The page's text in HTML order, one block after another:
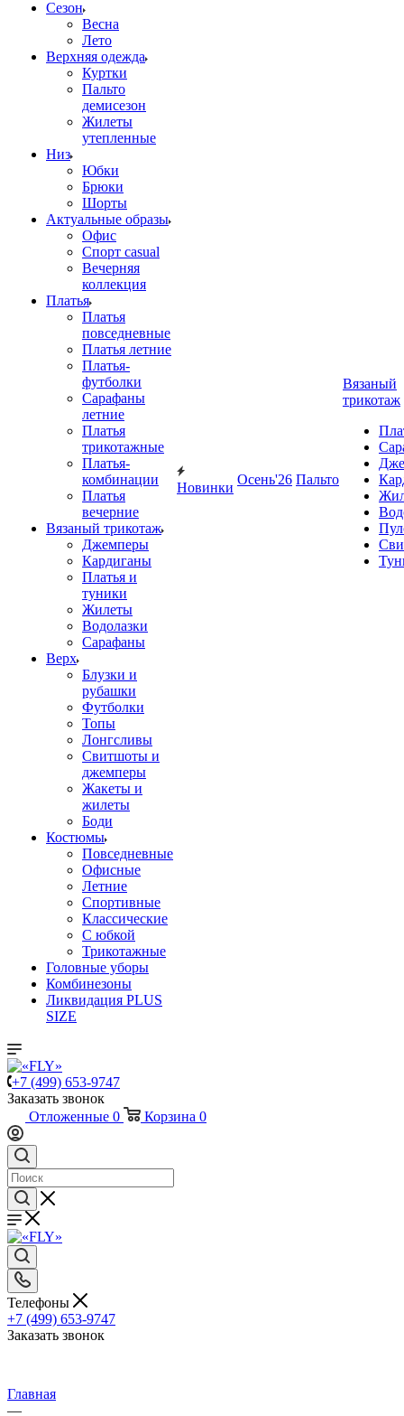
Сезон
Весна
Лето
Верхняя одежда
Куртки
Пальто
демисезон
Жилеты
утепленные
Низ
Юбки
Брюки
Шорты
Актуальные образы
Офис
Спорт casual
Вечерняя
коллекция
Платья
Платья
повседневные
Платья летние
Платья-
футболки
Сарафаны
летние
Платья
трикотажные
Платья-
комбинации
Платья
вечерние
Вязаный трикотаж
Джемперы
Кардиганы
Платья и
туники
Жилеты
Водолазки
Сарафаны
Верх
Блузки и
рубашки
Футболки
Топы
Лонгсливы
Свитшоты и
джемперы
Жакеты и
жилеты
Боди
Костюмы
Повседневные
Офисные
Летние
Спортивные
Классические
С юбкой
Трикотажные
Головные уборы
Комбинезоны
Ликвидация PLUS
SIZE
Новинки
Осень'26 Пальто
Вязаный
трикотаж
+7 (499) 653-9747
Заказать звонок
Отложенные 0 Корзина 0
Телефоны
+7 (499) 653-9747
Заказать звонок
Главная
—